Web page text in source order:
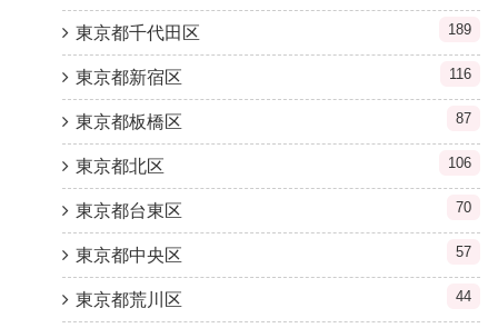
東京都千代田区 189
東京都新宿区 116
東京都板橋区 87
東京都北区 106
東京都台東区 70
東京都中央区 57
東京都荒川区 44